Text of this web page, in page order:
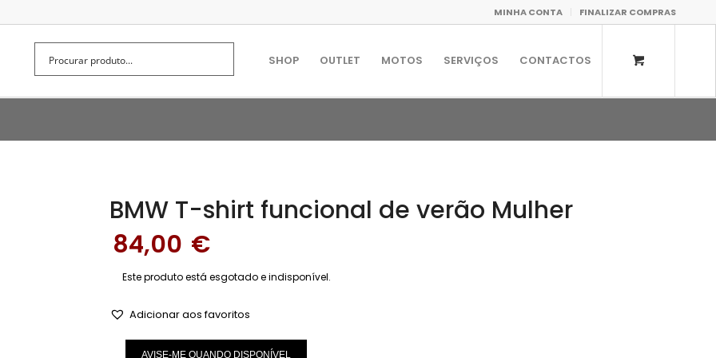
MINHA CONTA FINALIZAR COMPRAS
SHOP OUTLET MOTOS SERVIÇOS CONTACTOS
BMW T-shirt funcional de verão Mulher
84,00 €
Este produto está esgotado e indisponível.
Adicionar aos favoritos
AVISE-ME QUANDO DISPONÍVEL